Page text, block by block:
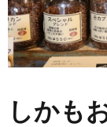
しかも